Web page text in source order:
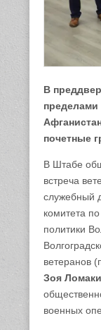
В
пределами
почетные
В Штабе
встреча
служебный
комитета
политики
ветеранов
Зоя
военных